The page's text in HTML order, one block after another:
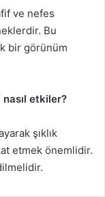
ve nefes
Bu
bir görünüm
etkiler?
şıklık
etmek önemlidir.